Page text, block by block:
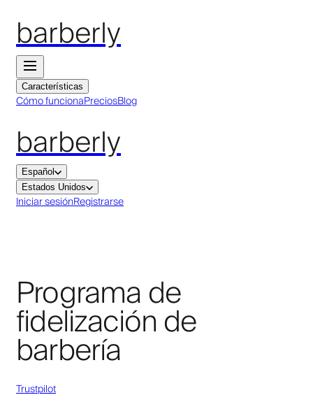
barberly
Características
Cómo funcionaPreciosBlog
barberly
Español
Estados Unidos
Iniciar sesiónRegistrarse
Programa de
fidelización de
barbería
Trustpilot